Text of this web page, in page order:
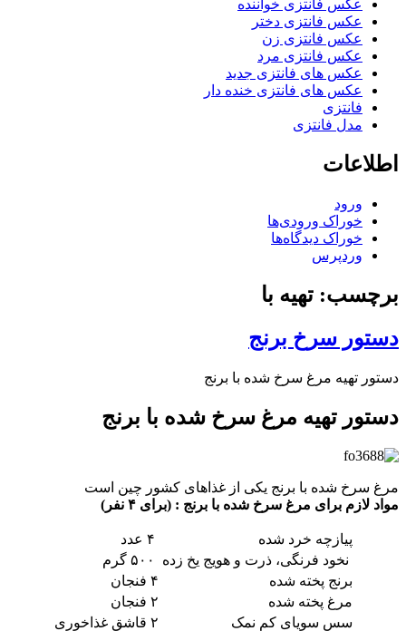
عکس فانتزی خواننده
عکس فانتزی دختر
عکس فانتزی زن
عکس فانتزی مرد
عکس های فانتزی جدید
عکس های فانتزی خنده دار
فانتزی
مدل فانتزی
اطلاعات
ورود
خوراک ورودی‌ها
خوراک دیدگاه‌ها
وردپرس
برچسب: تهیه با
دستور سرخ برنج
دستور تهیه مرغ سرخ شده با برنج
دستور تهیه مرغ سرخ شده با برنج
مرغ سرخ شده با برنج یکی از غذاهای کشور چین است
مواد لازم برای مرغ سرخ شده با برنج : (برای ۴ نفر)
پیازچه خرد شده
نخود فرنگی، ذرت و هویج یخ زده
برنج پخته شده
۴ فنجان
مرغ پخته شده
۲ فنجان
سس سویای کم نمک
۲ قاشق غذاخوری